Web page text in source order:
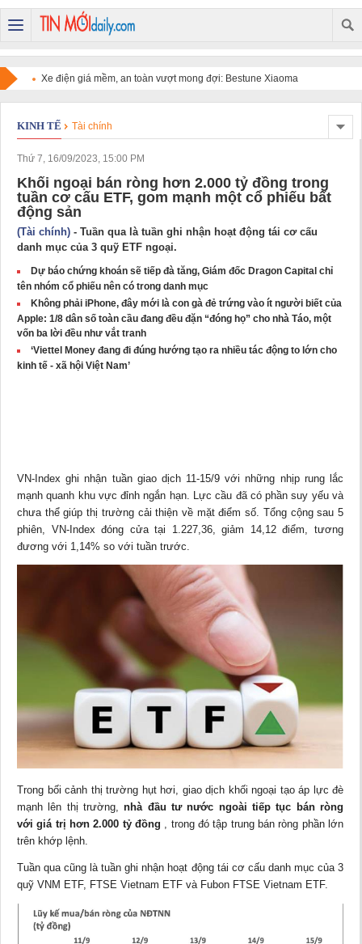
Xe điện giá mềm, an toàn vượt mong đợi: Bestune Xiaoma
chinh phục người dùng
KINH TẾ Tài chính
Thứ 7, 16/09/2023, 15:00 PM
Khối ngoại bán ròng hơn 2.000 tỷ đồng trong
tuần cơ cấu ETF, gom mạnh một cổ phiếu bất
động sản
(Tài chính) - Tuần qua là tuần ghi nhận hoạt động tái cơ cấu
danh mục của 3 quỹ ETF ngoại.
Dự báo chứng khoán sẽ tiếp đà tăng, Giám đốc Dragon Capital chỉ
tên nhóm cổ phiếu nên có trong danh mục
Không phải iPhone, đây mới là con gà đẻ trứng vào ít người biết của
Apple: 1/8 dân số toàn cầu đang đều đặn “đóng họ” cho nhà Táo, một
vốn ba lời đều như vắt tranh
‘Viettel Money đang đi đúng hướng tạo ra nhiều tác động to lớn cho
kinh tế - xã hội Việt Nam’
VN-Index ghi nhận tuần giao dịch 11-15/9 với những nhịp rung lắc
mạnh quanh khu vực đỉnh ngắn hạn. Lực cầu đã có phần suy yếu và
chưa thể giúp thị trường cải thiện về mặt điểm số. Tổng cộng sau 5
phiên, VN-Index đóng cửa tại 1.227,36, giảm 14,12 điểm, tương
đương với 1,14% so với tuần trước.
Trong bối cảnh thị trường hụt hơi, giao dịch khối ngoại tạo áp lực đè
mạnh lên thị trường,nhà đầu tư nước ngoàitiếp tục bán ròng
vớigiá trị hơn 2.000 tỷ đồng
, trong đó tập trung bán ròng phần lớn
trên khớp lệnh.
Tuần qua cũng là tuần ghi nhận hoạt động tái cơ cấu danh mục của 3
quỹ VNM ETF, FTSE Vietnam ETF và Fubon FTSE Vietnam ETF.